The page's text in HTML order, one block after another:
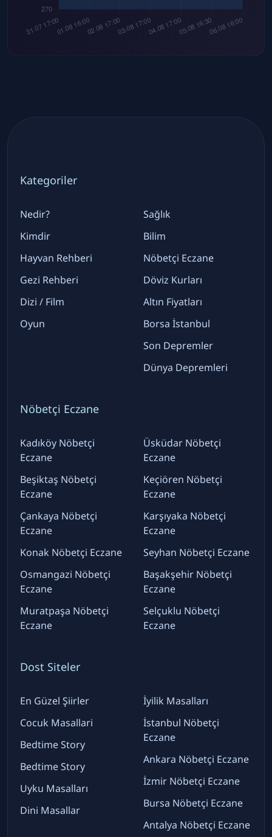
Kategoriler
Nedir?
Kimdir
Hayvan Rehberi
Gezi Rehberi
Dizi / Film
Oyun
Sağlık
Bilim
Nöbetçi Eczane
Döviz Kurları
Altın Fiyatları
Borsa İstanbul
Son Depremler
Dünya Depremleri
Nöbetçi Eczane
Kadıköy Nöbetçi
Eczane
Beşiktaş Nöbetçi
Eczane
Çankaya Nöbetçi
Eczane
Konak Nöbetçi Eczane
Osmangazi Nöbetçi
Eczane
Muratpaşa Nöbetçi
Eczane
Üsküdar Nöbetçi
Eczane
Keçiören Nöbetçi
Eczane
Karşıyaka Nöbetçi
Eczane
Seyhan Nöbetçi Eczane
Başakşehir Nöbetçi
Eczane
Selçuklu Nöbetçi
Eczane
Dost Siteler
En Güzel Şiirler
Cocuk Masallari
Bedtime Story
Bedtime Story
Uyku Masalları
Dini Masallar
İyilik Masalları
İstanbul Nöbetçi
Eczane
Ankara Nöbetçi Eczane
İzmir Nöbetçi Eczane
Bursa Nöbetçi Eczane
Antalya Nöbetçi Eczane